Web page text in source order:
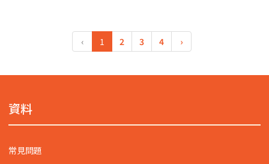
‹ 1 2 3 4 ›
資料
常見問題